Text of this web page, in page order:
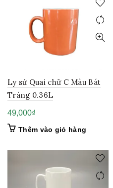
Ly sứ Quai chữ C Màu Bát
Tràng 0.36L
49,000₫
Thêm vào giỏ hàng